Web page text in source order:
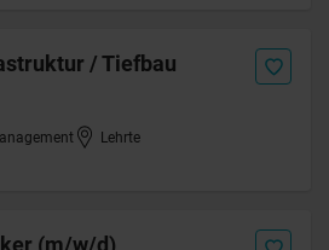
/ Tiefbau
Lehrte